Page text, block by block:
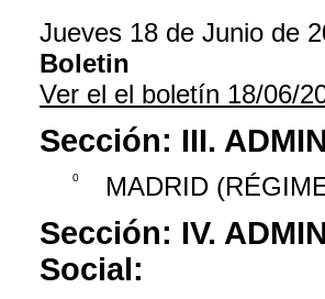
Jueves 18 de Junio de
Boletin
Ver el el boletín 18/06/
Sección: III.
0 MADRID
Sección: IV.
Social: